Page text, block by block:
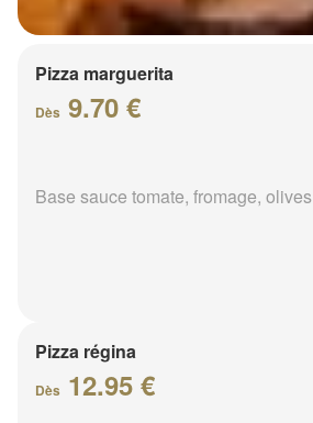
Pizza marguerita
Dès 9.70 €
Base sauce tomate, fromage, olives
Pizza régina
Dès 12.95 €